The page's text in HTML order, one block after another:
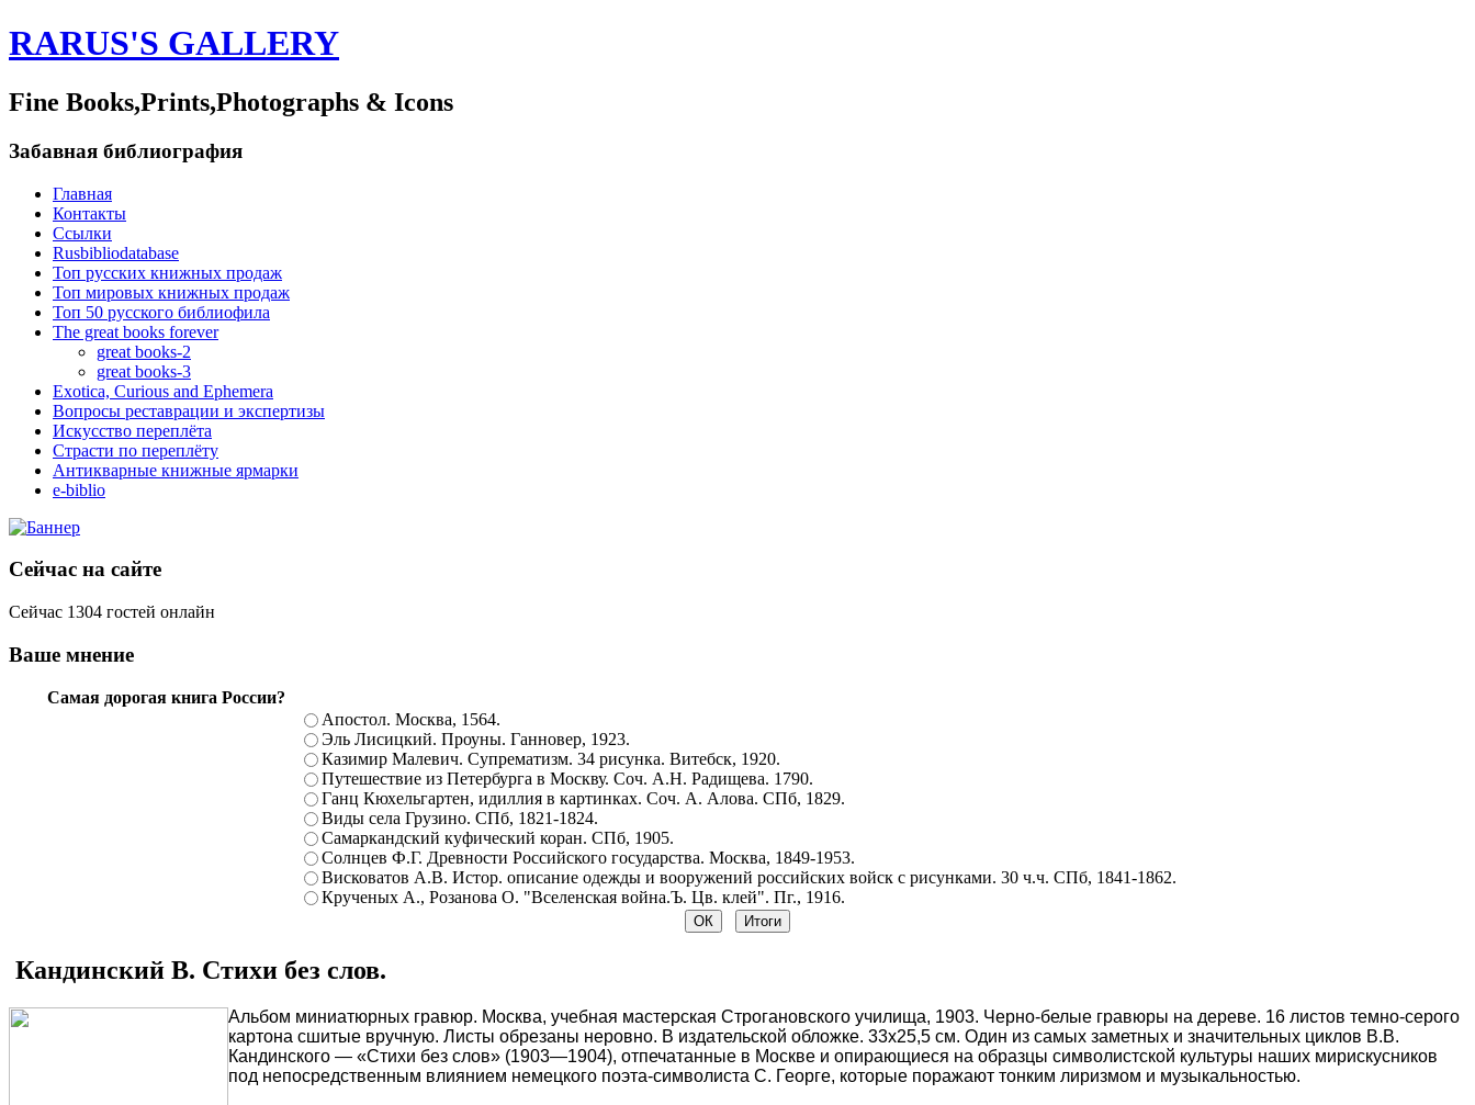
RARUS'S GALLERY
Fine Books,Prints,Photographs & Icons
Забавная библиография
Главная
Контакты
Ссылки
Rusbibliodatabase
Топ русских книжных продаж
Топ мировых книжных продаж
Топ 50 русского библиофила
The great books forever
great books-2
great books-3
Exotica, Curious and Ephemera
Вопросы реставрации и экспертизы
Искусство переплёта
Страсти по переплёту
Антикварные книжные ярмарки
e-biblio
Сейчас на сайте
Сейчас 1304 гостей онлайн
Ваше мнение
Самая дорогая книга России?
Апостол. Москва, 1564.
Эль Лисицкий. Проуны. Ганновер, 1923.
Казимир Малевич. Супрематизм. 34 рисунка. Витебск, 1920.
Путешествие из Петербурга в Москву. Соч. А.Н. Радищева. 1790.
Ганц Кюхельгартен, идиллия в картинках. Соч. А. Алова. СПб, 1829.
Виды села Грузино. СПб, 1821-1824.
Самаркандский куфический коран. СПб, 1905.
Солнцев Ф.Г. Древности Российского государства. Москва, 1849-1953.
Висковатов А.В. Истор. описание одежды и вооружений российских войск с рисунками. 30 ч.ч. СПб, 1841-1862.
Крученых А., Розанова О. "Вселенская война.Ъ. Цв. клей". Пг., 1916.
Кандинский В. Стихи без слов.
Альбом миниатюрных гравюр. Москва, учебная мастерская Строгановского училища, 1903. Черно-белые гравюры на дереве. 16 листов темно-серого
картона сшитые вручную. Листы обрезаны неровно. В издательской обложке. 33х25,5 см. Один из самых заметных и значительных циклов В.В.
Кандинского — «Стихи без слов» (1903—1904), отпечатанные в Москве и опирающиеся на образцы символистской культуры наших мирискусников
под непосредственным влиянием немецкого поэта-символиста С. Георге, которые поражают тонким лиризмом и музыкальностью.